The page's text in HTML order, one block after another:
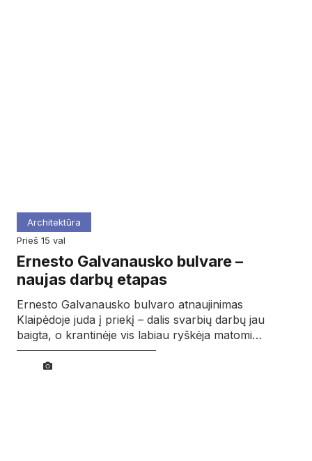
Architektūra
prieš 15 val
Ernesto Galvanausko bulvare –
naujas darbų etapas
Ernesto Galvanausko bulvaro atnaujinimas
Klaipėdoje juda į priekį – dalis svarbių darbų jau
baigta, o krantinėje vis labiau ryškėja matomi…